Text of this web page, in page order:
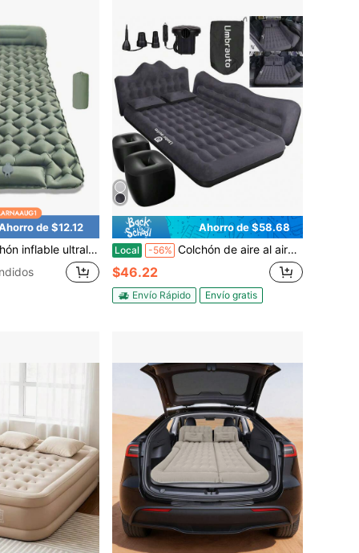
de $12.12
- Almohadilla de dormir de inflado/desinflado rápido, cama de aire portátil con reposacabezas, ideal para senderismo, campamento en coche, viaje - Equipo de confort naranja para acampar
Ahorro de $58.68
Local -56% Colchón de aire al aire libre
$46.22
Envío Rápido Envío gratis